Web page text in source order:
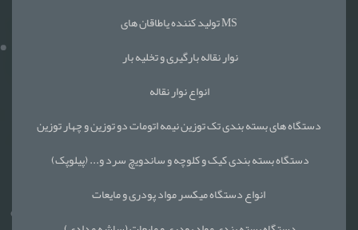
تولید کننده یاطاقان های MS
نوار نقاله بارگیری و تخلیه بار
انواع نوار نقاله
دستگاه های بسته بندی تک توزین نیمه اتومات دو توزین و چهار توزین
دستگاه بسته بندی کیک و کلوچه و ساندویچ سرد و... (پیلوپک)
انواع دستگاه میکسر مواد پودری و مایعات